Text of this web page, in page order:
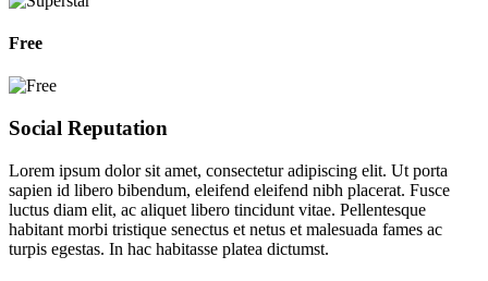
Free
Social Reputation
Lorem ipsum dolor sit amet, consectetur adipiscing elit. Ut porta
sapien id libero bibendum, eleifend eleifend nibh placerat. Fusce
luctus diam elit, ac aliquet libero tincidunt vitae. Pellentesque
habitant morbi tristique senectus et netus et malesuada fames ac
turpis egestas. In hac habitasse platea dictumst.